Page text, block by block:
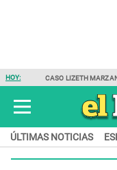
HOY: CASO LIZETH
ÚLTIMAS NOTICIAS